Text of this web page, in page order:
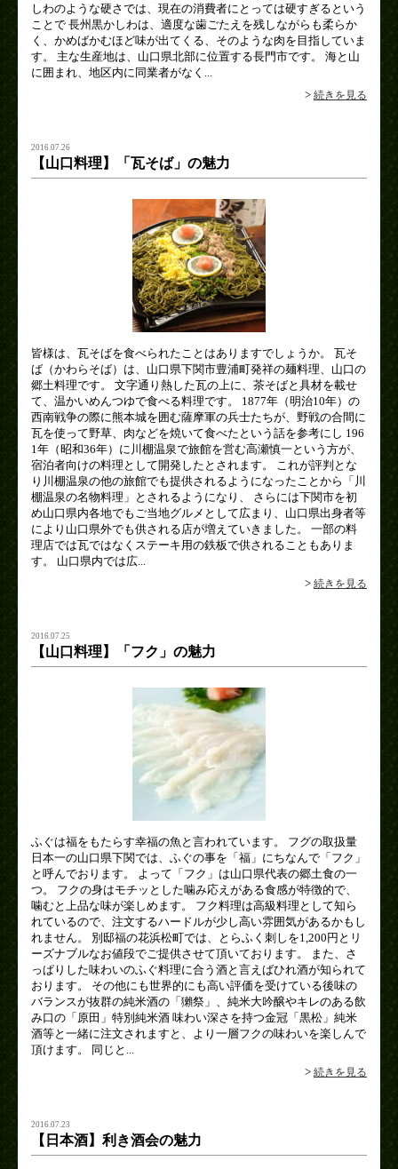
しわのような硬さでは、現在の消費者にとっては硬すぎるという
ことで 長州黒かしわは、適度な歯ごたえを残しながらも柔らか
く、かめばかむほど味が出てくる、そのような肉を目指していま
す。 主な生産地は、山口県北部に位置する長門市です。 海と山
に囲まれ、地区内に同業者がなく...
> 続きを見る
2016.07.26
【山口料理】「瓦そば」の魅力
皆様は、瓦そばを食べられたことはありますでしょうか。 瓦そ
ば（かわらそば）は、山口県下関市豊浦町発祥の麺料理、山口の
郷土料理です。 文字通り熱した瓦の上に、茶そばと具材を載せ
て、温かいめんつゆで食べる料理です。 1877年（明治10年）の
西南戦争の際に熊本城を囲む薩摩軍の兵士たちが、野戦の合間に
瓦を使って野草、肉などを焼いて食べたという話を参考にし 196
1年（昭和36年）に川棚温泉で旅館を営む高瀬慎一という方が、
宿泊者向けの料理として開発したとされます。 これが評判とな
り川棚温泉の他の旅館でも提供されるようになったことから「川
棚温泉の名物料理」とされるようになり、 さらには下関市を初
め山口県内各地でもご当地グルメとして広まり、山口県出身者等
により山口県外でも供される店が増えていきました。 一部の料
理店では瓦ではなくステーキ用の鉄板で供されることもありま
す。 山口県内では広...
> 続きを見る
2016.07.25
【山口料理】「フク」の魅力
ふぐは福をもたらす幸福の魚と言われています。 フグの取扱量
日本一の山口県下関では、ふぐの事を「福」にちなんで「フク」
と呼んでおります。 よって「フク」は山口県代表の郷土食の一
つ。 フクの身はモチッとした噛み応えがある食感が特徴的で、
噛むと上品な味が楽しめます。 フク料理は高級料理として知ら
れているので、注文するハードルが少し高い雰囲気があるかもし
れません。 別邸福の花浜松町では、とらふく刺しを1,200円とリ
ーズナブルなお値段でご提供させて頂いております。 また、さ
っぱりした味わいのふぐ料理に合う酒と言えばひれ酒が知られて
おります。 その他にも世界的にも高い評価を受けている後味の
バランスが抜群の純米酒の「獺祭」、純米大吟醸やキレのある飲
み口の「原田」特別純米酒 味わい深さを持つ金冠「黒松」純米
酒等と一緒に注文されますと、より一層フクの味わいを楽しんで
頂けます。 同じと...
> 続きを見る
2016.07.23
【日本酒】利き酒会の魅力